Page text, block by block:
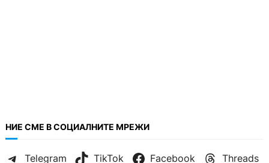
НИЕ СМЕ В СОЦИАЛНИТЕ МРЕЖИ
Telegram TikTok Facebook Threads